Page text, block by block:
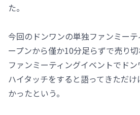
た。
今回のドンワンの単独ファンミー
ープンから僅か10分足らずで売り
ファンミーティングイベントでド
ハイタッチをすると語ってきただ
かったという。